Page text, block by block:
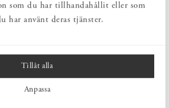
som du har tillhandahållit eller som
har använt deras tjänster.
Tillåt alla
Anpassa
traditionella odlingsmetoden genom
leva vidare långt efter att du ätit en;